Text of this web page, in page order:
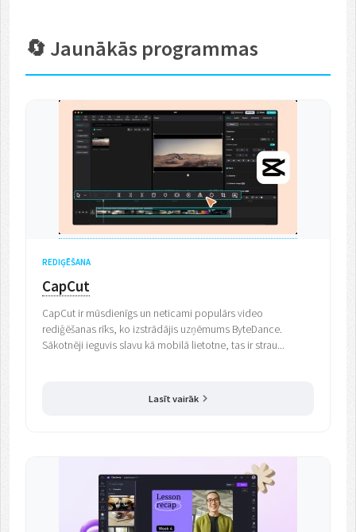
🔄 Jaunākās programmas
REDIĢĒŠANA
CapCut
CapCut ir mūsdienīgs un neticami populārs video
rediģēšanas rīks, ko izstrādājis uzņēmums ByteDance.
Sākotnēji ieguvis slavu kā mobilā lietotne, tas ir strau...
Lasīt vairāk